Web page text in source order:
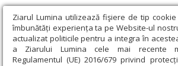
Ziarul Lumina utilizează fişiere de tip
îmbunătăți experiența ta pe Website-ul
actualizat politicile pentru a integra în
a Ziarului Lumina cele mai recente
Regulamentul (UE) 2016/679 privind